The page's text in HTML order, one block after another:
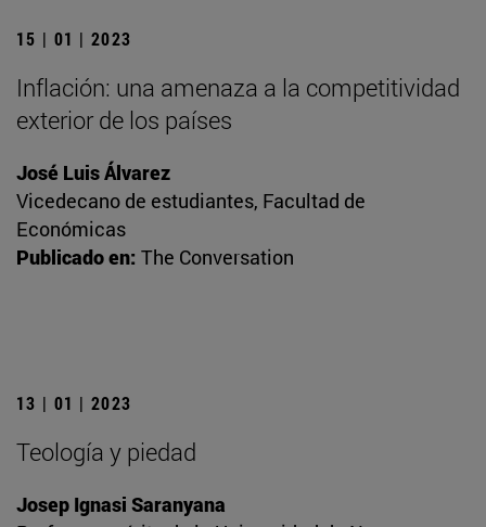
15 | 01 | 2023
Inflación: una amenaza a la competitividad
exterior de los países
José Luis Álvarez
Vicedecano de estudiantes, Facultad de
Económicas
Publicado en: The Conversation
13 | 01 | 2023
Teología y piedad
Josep Ignasi Saranyana